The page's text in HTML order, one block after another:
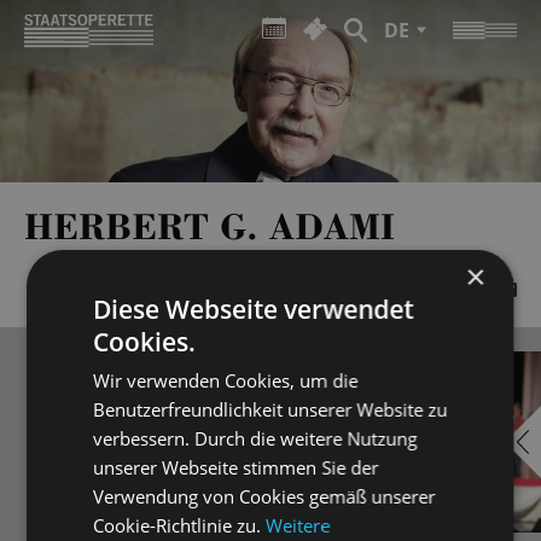
DE
HERBERT G. ADAMI
×
Diese Webseite verwendet
Cookies.
Wir verwenden Cookies, um die
Benutzerfreundlichkeit unserer Website zu
verbessern. Durch die weitere Nutzung
unserer Webseite stimmen Sie der
Verwendung von Cookies gemäß unserer
Cookie-Richtlinie zu.Weitere